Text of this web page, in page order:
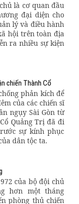
là cơ quan đầu
đại diện cho
lý và điều hành
hội trên toàn địa
ra nhiều sự kiện
chiến Thành Cổ
phản kích để
của các chiến sĩ
ngụy Sài Gòn từ
Quảng Trị đã đi
sự kính phục
dân tộc ta.
của bộ đội chủ
hơn một tháng
phòng thủ chiến